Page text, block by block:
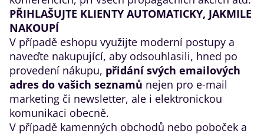
PŘIHLAŠUJTE KLIENTY AUTOMATICKY, JAKMILE
NAKOUPÍ
V případě eshopu využijte moderní postupy a
naveďte nakupující, aby odsouhlasili, hned po
provedení nákupu, přidání svých emailových
adres do vašich seznamů nejen pro e-mail
marketing či newsletter, ale i elektronickou
komunikaci obecně.
V případě kamenných obchodů nebo poboček a